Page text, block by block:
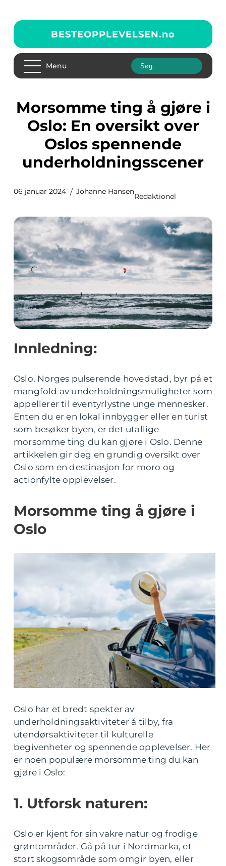
BESTEOPPLEVELSEN.no
Menu
Morsomme ting å gjøre i
Oslo: En oversikt over
Oslos spennende
underholdningsscener
06 januar 2024 Johanne Hansen
Redaktionel
Innledning:
Oslo, Norges pulserende hovedstad, byr på et
mangfold av underholdningsmuligheter som
appellerer til eventyrlystne unge mennesker.
Enten du er en lokal innbygger eller en turist
som besøker byen, er det utallige
morsomme ting du kan gjøre i Oslo. Denne
artikkelen gir deg en grundig oversikt over
Oslo som en destinasjon for moro og
actionfylte opplevelser.
Morsomme ting å gjøre i
Oslo
Oslo har et bredt spekter av
underholdningsaktiviteter å tilby, fra
utendørsaktiviteter til kulturelle
begivenheter og spennende opplevelser. Her
er noen populære morsomme ting du kan
gjøre i Oslo:
1. Utforsk naturen:
Oslo er kjent for sin vakre natur og frodige
grøntområder. Gå på tur i Nordmarka, et
stort skogsområde som omgir byen, eller